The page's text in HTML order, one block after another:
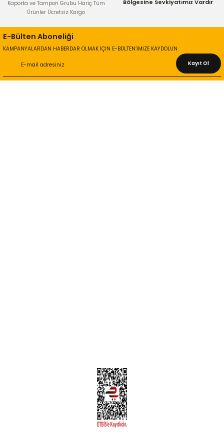
Kaporta ve Tampon Grubu Hariç Tüm
Ürünler Ücretsiz Kargo
Bölgesine Sevkiyatımız Vardır
E-Bülten Aboneliği
KAMPANYALARDAN HABERDAR OLMAK İÇİN E-BÜLTEN’İMİZE KAYDOLUN
Kayıt Ol